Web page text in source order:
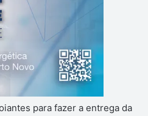
para fazer a entrega da